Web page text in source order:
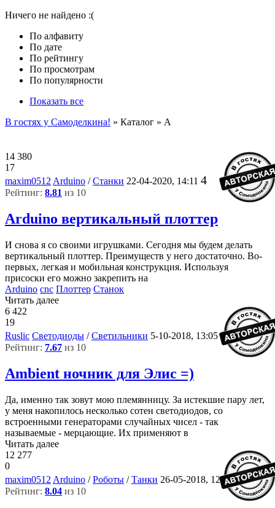
Ничего не найдено :(
По алфавиту
По дате
По рейтингу
По просмотрам
По популярности
Показать все
В гостях у Самоделкина! » Каталог » A
14 380
17
maxim0512 Arduino /Станки 22-04-2020, 14:11 4
Рейтинг: 8.81 из 10
Arduino вертикальный плоттер
И снова я со своими игрушками. Сегодня мы будем делать
вертикальный плоттер. Преимуществ у него достаточно. Во-
первых, легкая и мобильная конструкция. Используя
присоски его можно закрепить на
Arduino cnc Плоттер Станок
Читать далее
6 422
19
Ruslic Светодиоды /Светильники 5-10-2018, 13:05 11
Рейтинг: 7.67 из 10
Ambient ночник для Элис =)
Да, именно так зовут мою племянницу. За истекшие пару лет,
у меня накопилось несколько сотен светодиодов, со
встроенными генераторами случайных чисел - так
называемые - мерцающие. Их применяют в
Читать далее
12 277
0
maxim0512 Arduino /Роботы /Танки 26-05-2018, 12:55 21
Рейтинг: 8.04 из 10